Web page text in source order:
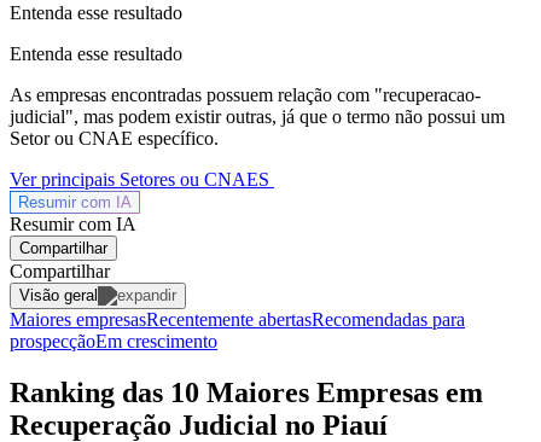
Entenda esse resultado
Entenda esse resultado
As empresas encontradas possuem relação com "recuperacao-
judicial", mas podem existir outras, já que o termo não possui um
Setor ou CNAE específico.
Ver principais Setores ou CNAES
Resumir com IA
Resumir com IA
Compartilhar
Compartilhar
Visão geral
Maiores empresasRecentemente abertasRecomendadas para
prospecçãoEm crescimento
Ranking das 10 Maiores Empresas em
Recuperação Judicial no Piauí